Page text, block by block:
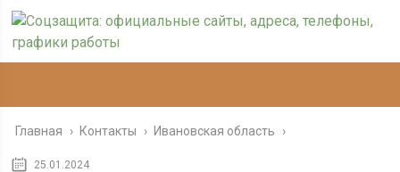
Главная › Контакты › Ивановская область ›
25.01.2024